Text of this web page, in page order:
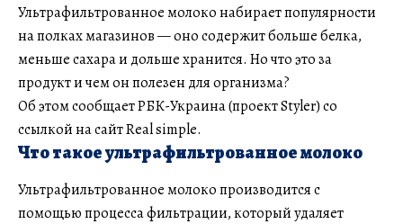
Ультрафильтрованное молоко набирает популярности
на полках магазинов — оно содержит больше белка,
меньше сахара и дольше хранится. Но что это за
продукт и чем он полезен для организма?
Об этом сообщает РБК-Украина (проект Styler) со
ссылкой на сайт Real simple.
Что такое ультрафильтрованное молоко
Ультрафильтрованное молоко производится с
помощью процесса фильтрации, который удаляет